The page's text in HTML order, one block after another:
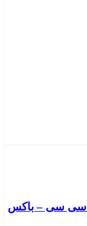
نوشیدنی انرژی زا هپی لایف 250 سی سی – باکس